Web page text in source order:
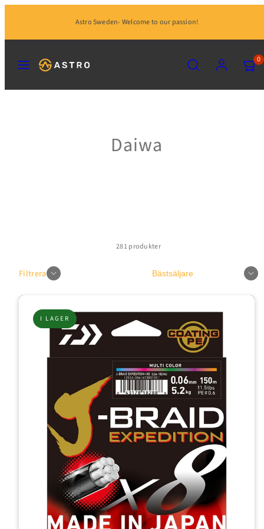
innehåll
Astro Sweden- Welcome to our passion!
VISA
MIN
(0)
0
Daiwa
281 produkter
Filtrera Sortera
I LAGER